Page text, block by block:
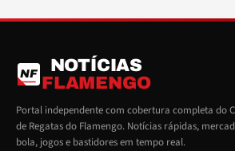
NF
NOTÍCIAS
FLAMENGO
Portal independente com cobertura completa do
de Regatas do Flamengo. Notícias rápidas,
bola, jogos e bastidores em tempo real.